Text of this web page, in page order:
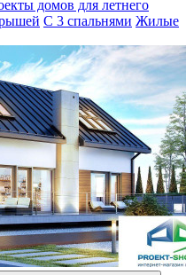
домов для летнего
С 3 спальнями Жилые